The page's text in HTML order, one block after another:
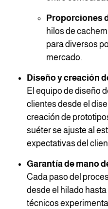
Proporciones
hilos de
para diversos
mercado.
Diseño y creación
El equipo de diseño
clientes desde el
creación de
suéter se ajuste al
expectativas del
Garantía de mano
Cada paso del
desde el hilado
técnicos